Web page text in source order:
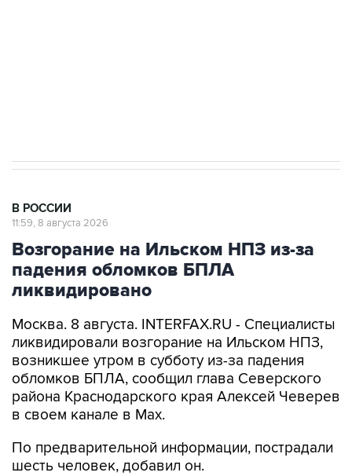
В РОССИИ
11:59, 8 августа 2026
Возгорание на Ильском НПЗ из-за
падения обломков БПЛА
ликвидировано
Москва. 8 августа. INTERFAX.RU - Специалисты
ликвидировали возгорание на Ильском НПЗ,
возникшее утром в субботу из-за падения
обломков БПЛА, сообщил глава Северского
района Краснодарского края Алексей Чеверев
в своем канале в Max.
По предварительной информации, пострадали
шесть человек, добавил он.